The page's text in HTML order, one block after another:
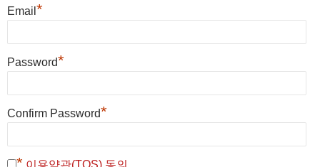
Email *
Password*
Confirm Password*
* 이용약관(TOS) 동의